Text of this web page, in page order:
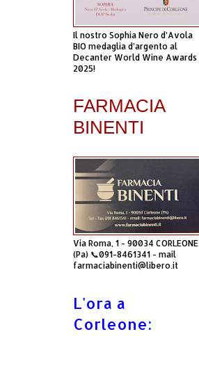
Il nostro Sophia Nero d’Avola
BIO medaglia d’argento al
Decanter World Wine Awards
2025!
FARMACIA
BINENTI
Via Roma, 1 - 90034 CORLEONE
(Pa) 📞091-8461341 - mail
farmaciabinenti@libero.it
L'ora a
Corleone: